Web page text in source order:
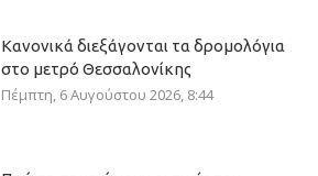
Κανονικά διεξάγονται τα δρομολόγια
στο μετρό Θεσσαλονίκης
Πέμπτη, 6 Αυγούστου 2026, 8:44